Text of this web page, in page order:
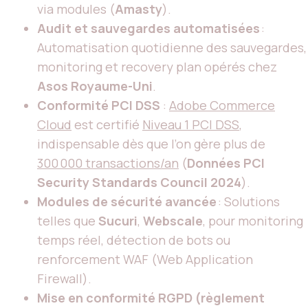
via modules (Amasty).
Audit et sauvegardes automatisées:
Automatisation quotidienne des sauvegardes,
monitoring et recovery plan opérés chez
Asos Royaume-Uni.
Conformité PCI DSS : Adobe Commerce
Cloud est certifié Niveau 1 PCI DSS,
indispensable dès que l’on gère plus de
300 000 transactions/an (Données PCI
Security Standards Council 2024).
Modules de sécurité avancée: Solutions
telles que Sucuri, Webscale, pour monitoring
temps réel, détection de bots ou
renforcement WAF (Web Application
Firewall).
Mise en conformité RGPD (règlement